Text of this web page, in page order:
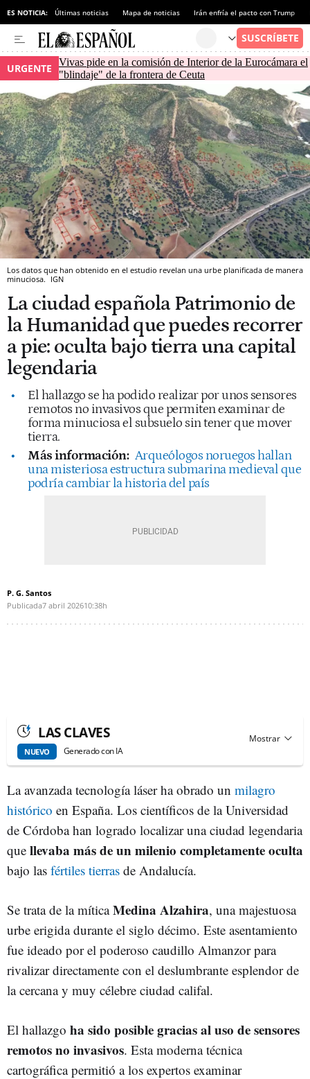
ES NOTICIA: Últimas noticias Mapa de noticias Irán enfría el pacto con Trump
URGENTE
Vivas pide en la comisión de Interior de la Eurocámara el
"blindaje" de la frontera de Ceuta
Los datos que han obtenido en el estudio revelan una urbe planificada de manera
minuciosa. IGN
La ciudad española Patrimonio de
la Humanidad que puedes recorrer
a pie: oculta bajo tierra una capital
legendaria
El hallazgo se ha podido realizar por unos sensores
remotos no invasivos que permiten examinar de
forma minuciosa el subsuelo sin tener que mover
tierra.
Más información: Arqueólogos noruegos hallan
una misteriosa estructura submarina medieval que
podría cambiar la historia del país
P. G. Santos
Publicada7 abril 202610:38h
LAS CLAVES
NUEVO Generado con IA
La avanzada tecnología láser ha obrado un milagro
histórico en España. Los científicos de la Universidad
de Córdoba han logrado localizar una ciudad legendaria
que llevaba más de un milenio completamente oculta
bajo las fértiles tierras de Andalucía.
Se trata de la míticaMedina Alzahira, una majestuosa
urbe erigida durante el siglo décimo. Este asentamiento
fue ideado por el poderoso caudillo Almanzor para
rivalizar directamente con el deslumbrante esplendor de
la cercana y muy célebre ciudad califal.
El hallazgo ha sido posible gracias al uso de sensores
remotos no invasivos. Esta moderna técnica
cartográfica permitió a los expertos examinar